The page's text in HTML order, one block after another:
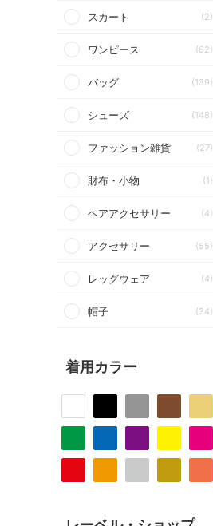
スカート (2)
ワンピース (62)
バッグ (139)
シューズ (148)
ファッション雑貨 (27)
財布・小物 (1)
ヘアアクセサリー (4)
アクセサリー (55)
レッグウェア (4)
帽子 (24)
着用カラー